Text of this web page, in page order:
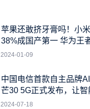
苹果还敢挤牙膏吗！小
38%成国产第一 华为王
2024-01-09
中国电信首款自主品牌
芒30 5G正式发布，让
2024-07-18